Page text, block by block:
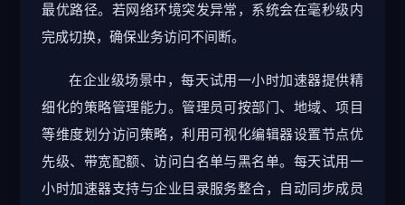
最优路径。若网络环境突发异常，系统会在毫秒级内
完成切换，确保业务访问不间断。
在企业级场景中，每天试用一小时加速器提供精
细化的策略管理能力。管理员可按部门、地域、项目
等维度划分访问策略，利用可视化编辑器设置节点优
先级、带宽配额、访问白名单与黑名单。每天试用一
小时加速器支持与企业目录服务整合，自动同步成员